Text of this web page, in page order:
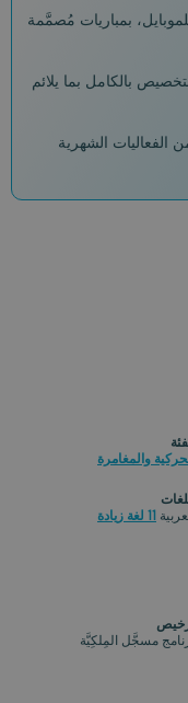
بمباريات مُصمَّمة
بالكامل بما يلائم
الفعاليات الشهرية
والمغامرة
11 لغة زيادة
مسجَّل المِلكِيَّة